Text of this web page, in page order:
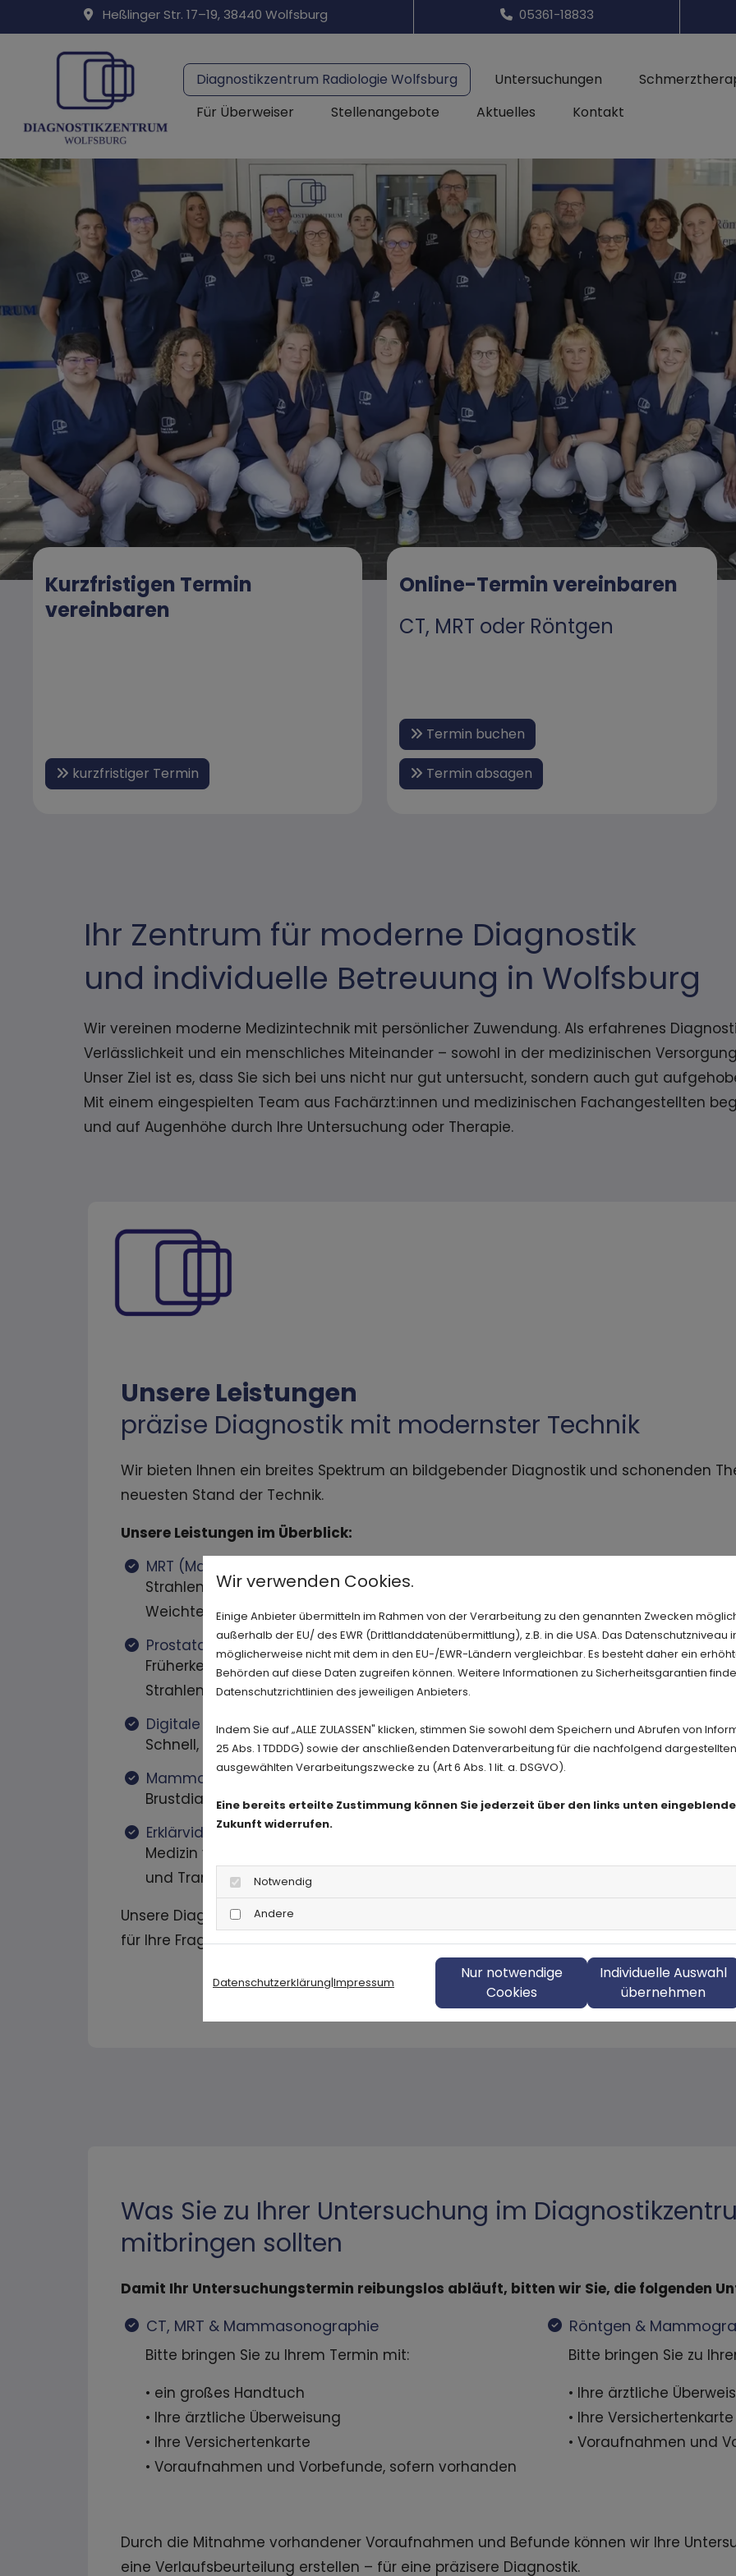
Heßlinger Str. 17–19, 38440 Wolfsburg 05361-18833
Diagnostikzentrum Radiologie Wolfsburg Untersuchungen
Für Überweiser
Stellenangebote Aktuelles Kontakt
Kurzfristigen Termin
vereinbaren
kurzfristiger Termin
Online-Termin vereinbaren
CT, MRT oder Röntgen
Termin buchen
Termin absagen
Ihr Zentrum für moderne Diagnostik
und individuelle Betreuung in Wolfsburg
Wir vereinen moderne Medizintechnik mit persönlicher Zuwendung. Als erfahrenes
Verlässlichkeit und ein menschliches Miteinander – sowohl in der medizinischen
Unser Ziel ist es, dass Sie sich bei uns nicht nur gut untersucht, sondern auch gut
Mit einem eingespielten Team aus Fachärzt:innen und medizinischen Fachangestellten
und auf Augenhöhe durch Ihre Untersuchung oder Therapie.
Unsere Leistungen
präzise Diagnostik mit modernster Technik
Wir bieten Ihnen ein breites Spektrum an bildgebender Diagnostik und schonenden
neuesten Stand der Technik.
Unsere Leistungen im Überblick:
MRT (Magnetresonanztomographie)
Strahlenfreie Darstellung von Organen, Gelenken und
Weichteilen
Hochauflösende
Dose-Technik
Prostata-MRT
Früherkennung auf höchstem Niveau – ohne
Strahlenbelastung
Ganzkörper-MRT
Früherkennung auf
Digitale Röntgendiagnostik
Schnell, präzise und mit reduzierter Strahlendosis
Reizbestrahlung
Schonende Verfahren
Mammographie & 3D-Mammographie (Tomosynthese)
Brustdiagnostik mit höchster Genauigkeit
CT-gesteuerte
Erklärvideos
Medizin verständlich aufbereitet – für mehr Sicherheit
und Transparenz
Unsere Diagnostik erfolgt in entspannter Atmosphäre mit kurzen Wartezeiten und
für Ihre Fragen und beraten Sie umfassend – damit Sie sich gut informiert und sicher
Was Sie zu Ihrer Untersuchung im
mitbringen sollten
Damit Ihr Untersuchungstermin reibungslos abläuft, bitten wir Sie, die folgenden
CT, MRT & Mammasonographie
Bitte bringen Sie zu Ihrem Termin mit:
• ein großes Handtuch
• Ihre ärztliche Überweisung
• Ihre Versichertenkarte
• Voraufnahmen und Vorbefunde, sofern vorhanden
Röntgen &
Bitte bringen Sie zu
• Ihre ärztliche
• Ihre Versichertenkarte
• Voraufnahmen und
Durch die Mitnahme vorhandener Voraufnahmen und Befunde können wir Ihre
eine Verlaufsbeurteilung erstellen – für eine präzisere Diagnostik.
Wir verwenden Cookies.
Einige Anbieter übermitteln im Rahmen von der Verarbeitung zu den genannten Zwecken
außerhalb der EU/ des EWR (Drittlanddatenübermittlung), z.B. in die USA. Das Datenschutzniveau
möglicherweise nicht mit dem in den EU-/EWR-Ländern vergleichbar. Es besteht daher ein
Behörden auf diese Daten zugreifen können. Weitere Informationen zu Sicherheitsgarantien
Datenschutzrichtlinien des jeweiligen Anbieters.
Indem Sie auf „ALLE ZULASSEN" klicken, stimmen Sie sowohl dem Speichern und Abrufen von
25 Abs. 1 TDDDG) sowie der anschließenden Datenverarbeitung für die nachfolgend
ausgewählten Verarbeitungszwecke zu (Art 6 Abs. 1 lit. a. DSGVO).
Eine bereits erteilte Zustimmung können Sie jederzeit über den links unten
Zukunft widerrufen.
Notwendig
Andere
Datenschutzerklärung|Impressum
Nur notwendige
Cookies
Individuelle Auswahl
übernehmen